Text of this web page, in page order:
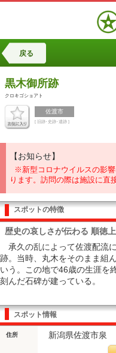
戻る
黒木御所跡
クロキゴショアト
佐渡市
[ 旧跡･史跡･遺跡 ]
【お知らせ】
※新型コロナウイルスの影
ります。訪問の際は施設に直
スポットの特徴
歴史の哀しさが伝わる 順徳
承久の乱によって佐渡配流
跡。当時、丸木をそのまま組
いう。この地で46歳の生涯を
刻んだ石碑が建っている。
スポット情報
住所 新潟県佐渡市泉